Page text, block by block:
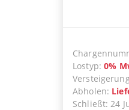
Lostyp:0%
Abholen:
Schließt:24